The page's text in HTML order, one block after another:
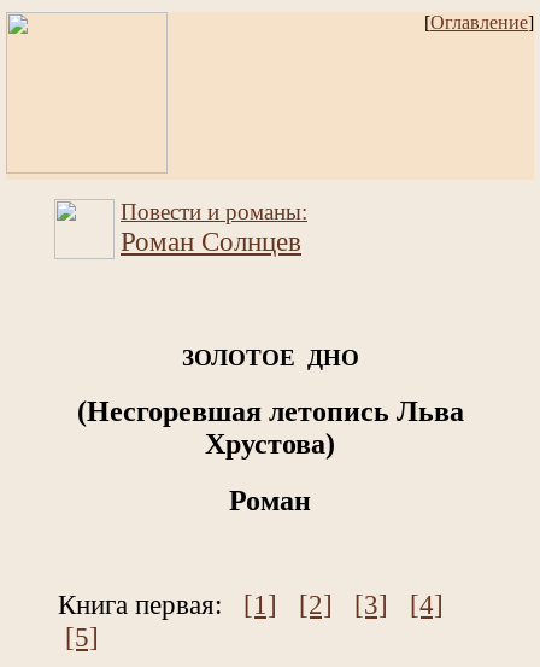
[Оглавление]
Повести и романы:
Роман Солнцев
ЗОЛОТОЕ ДНО
(Несгоревшая летопись Льва
Хрустова)
Роман
Книга первая: [1] [2] [3]
[4]
[5]